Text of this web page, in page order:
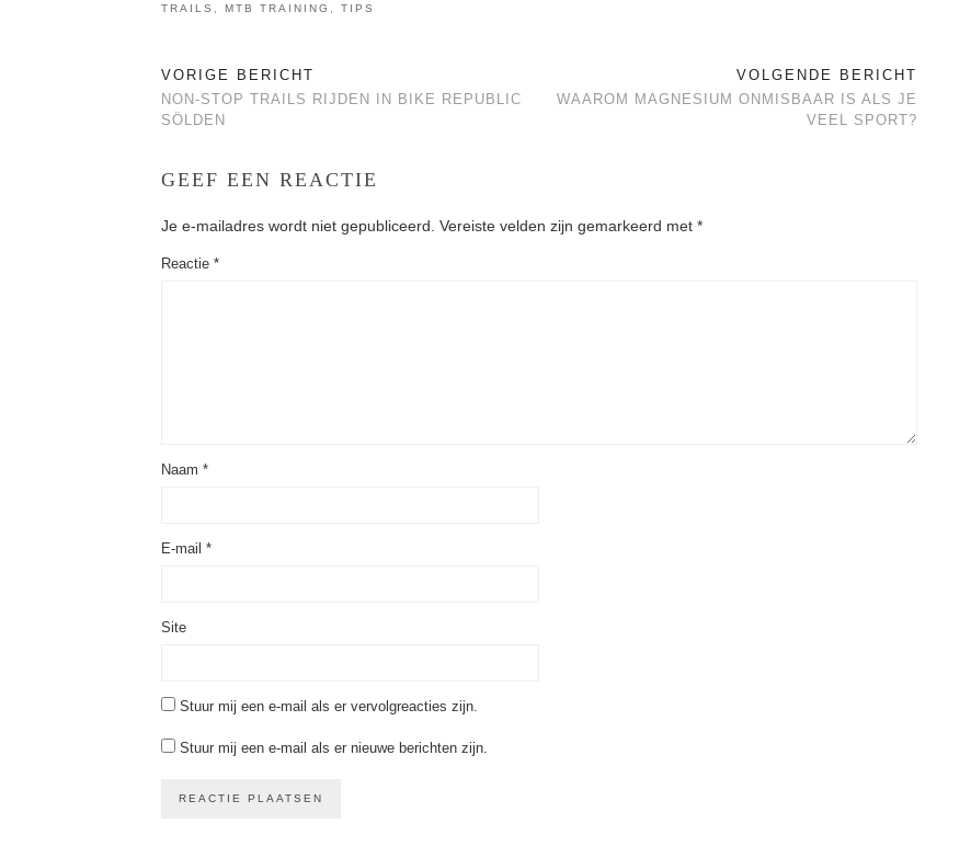
TRAILS
MTB TRAINING TIPS
VORIGE BERICHT
NON-STOP TRAILS RIJDEN IN BIKE REPUBLIC
SÖLDEN
VOLGENDE BERICHT
WAAROM MAGNESIUM ONMISBAAR IS ALS JE
VEEL SPORT?
GEEF EEN REACTIE
Je e-mailadres wordt niet gepubliceerd. Vereiste velden zijn gemarkeerd met *
Reactie *
Naam *
E-mail *
Site
Stuur mij een e-mail als er vervolgreacties zijn.
Stuur mij een e-mail als er nieuwe berichten zijn.